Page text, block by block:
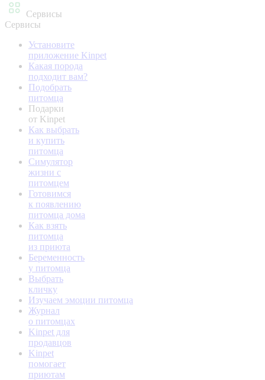
Сервисы
Сервисы
Установите
приложение Kinpet
Какая порода
подходит вам?
Подобрать
питомца
Подарки
от Kinpet
Как выбрать
и купить
питомца
Симулятор
жизни с
питомцем
Готовимся
к появлению
питомца дома
Как взять
питомца
из приюта
Беременность
у питомца
Выбрать
кличку
Изучаем эмоции питомца
Журнал
о питомцах
Kinpet для
продавцов
Kinpet
помогает
приютам